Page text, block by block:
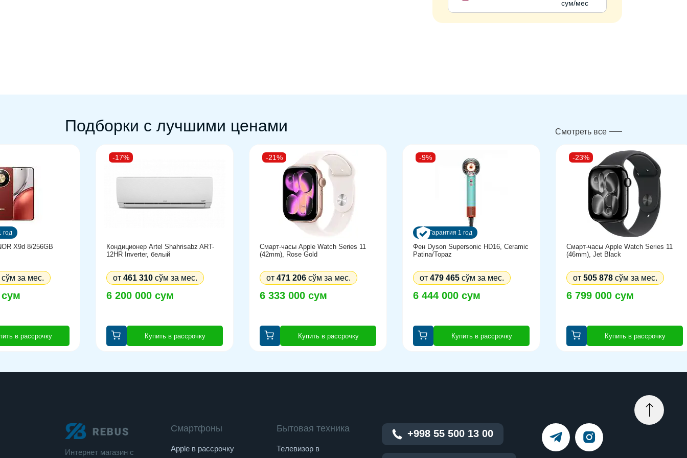
сум/мес
Подборки с лучшими ценами Смотреть все
год
X9d 8/256GB
сум
сўм за мес.
в рассрочку
-17%
Кондиционер Artel Shahrisabz ART-
12HR Inverter, белый
6 200 000 сум
от 461 310 сўм за мес.
Купить в рассрочку
-21%
Смарт-часы Apple Watch Series 11
(42mm), Rose Gold
6 333 000 сум
от 471 206 сўм за мес.
Купить в рассрочку
-9%
Гарантия 1 год
Фен Dyson Supersonic HD16, Ceramic
Patina/Topaz
6 444 000 сум
от 479 465 сўм за мес.
Купить в рассрочку
-23%
Смарт-часы Apple Watch Series 11
(46mm), Jet Black
6 799 000 сум
от 505 878 сўм за мес.
Купить в рассрочку
Интернет магазин c
Смартфоны
Apple в рассрочку
Бытовая техника
Телевизор в
+998 55 500 13 00